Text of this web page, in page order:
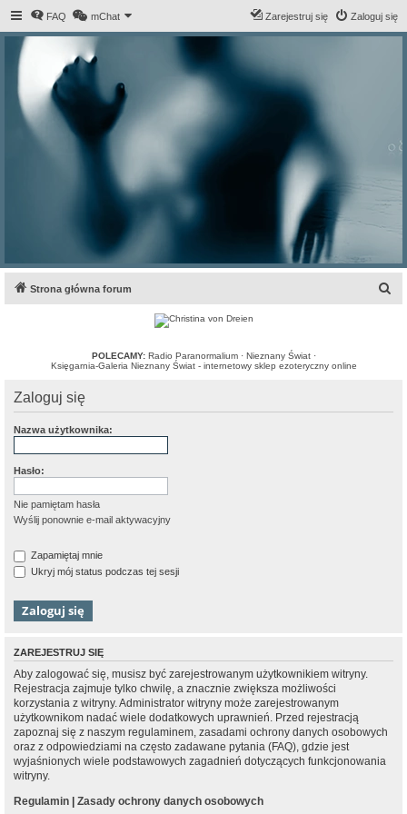
FAQ mChat Zaloguj się
Zarejestruj się
Strona główna forum
POLECAMY: Radio Paranormalium· Nieznany Świat·
Księgarnia-Galeria Nieznany Świat - internetowy sklep ezoteryczny online
Zaloguj się
Nazwa użytkownika:
Hasło:
Nie pamiętam hasła
Wyślij ponownie e-mail aktywacyjny
Zapamiętaj mnie
Ukryj mój status podczas tej sesji
ZAREJESTRUJ SIĘ
Aby zalogować się, musisz być zarejestrowanym użytkownikiem witryny.
Rejestracja zajmuje tylko chwilę, a znacznie zwiększa możliwości
korzystania z witryny. Administrator witryny może zarejestrowanym
użytkownikom nadać wiele dodatkowych uprawnień. Przed rejestracją
zapoznaj się z naszym regulaminem, zasadami ochrony danych osobowych
oraz z odpowiedziami na często zadawane pytania (FAQ), gdzie jest
wyjaśnionych wiele podstawowych zagadnień dotyczących funkcjonowania
witryny.
Regulamin | Zasady ochrony danych osobowych